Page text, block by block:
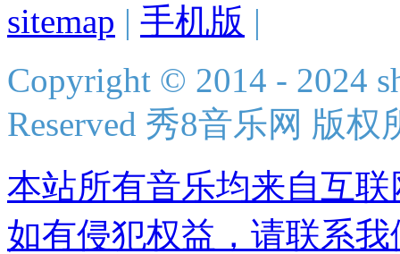
sitemap | 手机版 |
Copyright © 2014 - 2024
Reserved 秀8音乐网 版权
本站所有音乐均来自互
如有侵犯权益，请联系